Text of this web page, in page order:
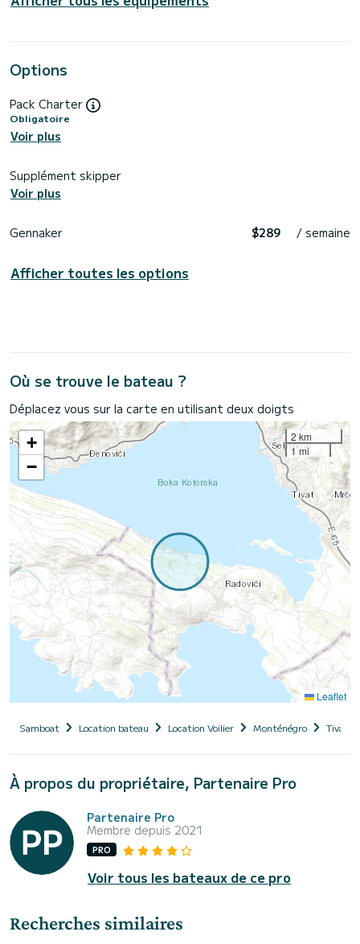
Options
Pack Charter
Obligatoire
Voir plus
Supplément skipper
Voir plus
Gennaker $289 / semaine
Afficher toutes les options
Où se trouve le bateau ?
Déplacez vous sur la carte en utilisant deux doigts
+
−
2 km
1 mi
Leaflet
Samboat Location bateau Location Voilier Monténégro Tivat
À propos du propriétaire, Partenaire Pro
Partenaire Pro
Membre depuis 2021
PRO
Voir tous les bateaux de ce pro
Recherches similaires